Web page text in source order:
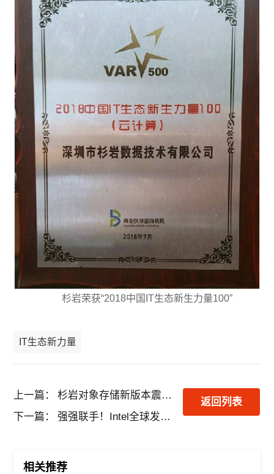
杉岩荣获“2018中国IT生态新生力量100”
IT生态新力量
上一篇：
杉岩对象存储新版本震撼发布，全方位提供最佳服务
下一篇：
强强联手！Intel全球发布杉岩超融合高性能案例研究
返回列表
相关推荐